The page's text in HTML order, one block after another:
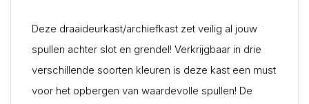
Deze draaideurkast/archiefkast zet veilig al jouw
spullen achter slot en grendel! Verkrijgbaar in drie
verschillende soorten kleuren is deze kast een must
voor het opbergen van waardevolle spullen! De